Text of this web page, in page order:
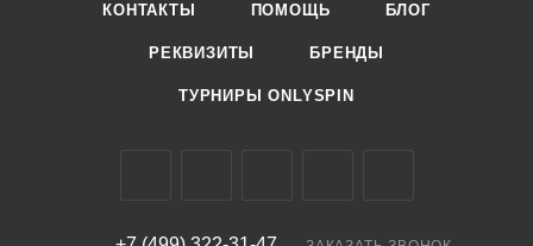
КОНТАКТЫ ПОМОЩЬ БЛОГ
РЕКВИЗИТЫ БРЕНДЫ
ТУРНИРЫ ONLYSPIN